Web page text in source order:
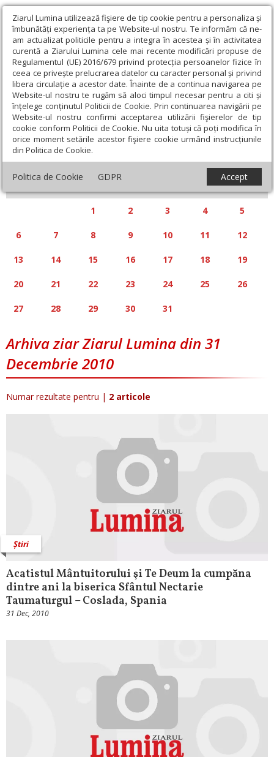
Ziarul Lumina utilizează fişiere de tip cookie pentru a personaliza și
îmbunătăți experiența ta pe Website-ul nostru. Te informăm că ne-
am actualizat politicile pentru a integra în acestea și în activitatea
curentă a Ziarului Lumina cele mai recente modificări propuse de
Regulamentul (UE) 2016/679 privind protecția persoanelor fizice în
ceea ce privește prelucrarea datelor cu caracter personal și privind
libera circulație a acestor date. Înainte de a continua navigarea pe
Website-ul nostru te rugăm să aloci timpul necesar pentru a citi și
înțelege conținutul Politicii de Cookie. Prin continuarea navigării pe
Website-ul nostru confirmi acceptarea utilizării fişierelor de tip
cookie conform Politicii de Cookie. Nu uita totuși că poți modifica în
orice moment setările acestor fişiere cookie urmând instrucțiunile
din Politica de Cookie.
Politica de Cookie GDPR Accept
Calendar articole
« »
DECEMBRIE 2010
S D
1 2 3 4 5
6 7 8 9 10 11 12
13 14 15 16 17 18 19
20 21 22 23 24 25 26
27 28 29 30 31
Arhiva ziar Ziarul Lumina din 31
Decembrie 2010
Numar rezultate pentru | 2 articole
Știri
Acatistul Mântuitorului şi Te Deum la cumpăna
dintre ani la biserica Sfântul Nectarie
Taumaturgul – Coslada, Spania
31 Dec, 2010